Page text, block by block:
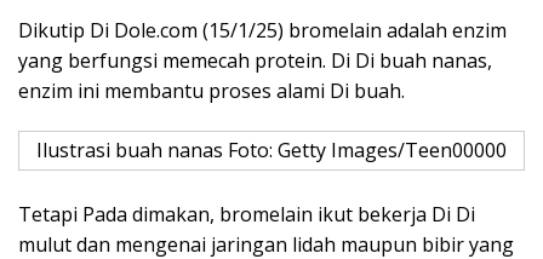
Dikutip Di Dole.com (15/1/25) bromelain adalah enzim
yang berfungsi memecah protein. Di Di buah nanas,
enzim ini membantu proses alami Di buah.
Ilustrasi buah nanas Foto: Getty Images/Teen00000
Tetapi Pada dimakan, bromelain ikut bekerja Di Di
mulut dan mengenai jaringan lidah maupun bibir yang